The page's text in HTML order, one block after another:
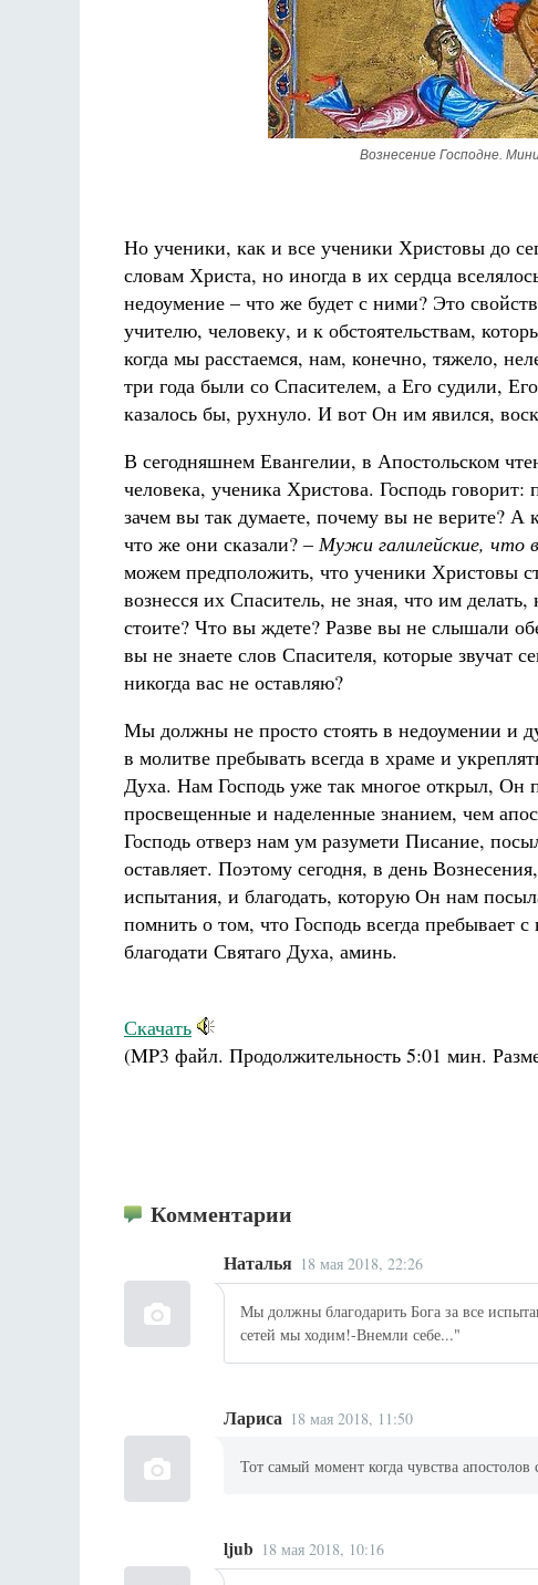
Вознесение Господне.
Но ученики, как и все ученики Христовы до
словам Христа, но иногда в их сердца
недоумение – что же будет с ними? Это
учителю, человеку, и к обстоятельствам,
когда мы расстаемся, нам, конечно, тяжело,
три года были со Спасителем, а Его судили,
казалось бы, рухнуло. И вот Он им явился,
В сегодняшнем Евангелии, в Апостольском
человека, ученика Христова. Господь
зачем вы так думаете, почему вы не верите? А
что же они сказали? – Мужи галилейские, что
можем предположить, что ученики Христовы
вознесся их Спаситель, не зная, что им
стоите? Что вы ждете? Разве вы не слышали
вы не знаете слов Спасителя, которые звучат
никогда вас не оставляю?
Мы должны не просто стоять в недоумении и
в молитве пребывать всегда в храме и
Духа. Нам Господь уже так многое открыл, Он
просвещенные и наделенные знанием, чем
Господь отверз нам ум разумети Писание,
оставляет. Поэтому сегодня, в день
испытания, и благодать, которую Он нам
помнить о том, что Господь всегда
благодати Святаго Духа, аминь.
Скачать
(MP3 файл. Продолжительность 5:01 мин.
Комментарии
Наталья 18 мая 2018, 22:26
Мы должны благодарить Бога за все
сетей мы ходим!-Внемли себе..."
Лариса 18 мая 2018, 11:50
Тот самый момент когда чувства
ljub 18 мая 2018, 10:16